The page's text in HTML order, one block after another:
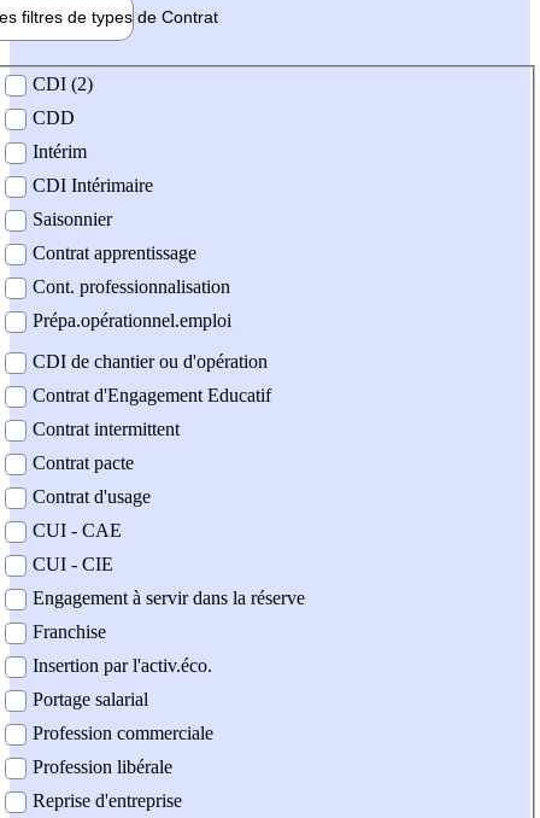
filtres de types de Contrat
contrat
CDI (2)
CDD
Intérim
CDI Intérimaire
Saisonnier
Contrat apprentissage
Cont. professionnalisation
Prépa.opérationnel.emploi
CDI de chantier ou d'opération
Contrat d'Engagement Educatif
Contrat intermittent
Contrat pacte
Contrat d'usage
CUI - CAE
CUI - CIE
Engagement à servir dans la réserve
Franchise
Insertion par l'activ.éco.
Portage salarial
Profession commerciale
Profession libérale
Reprise d'entreprise